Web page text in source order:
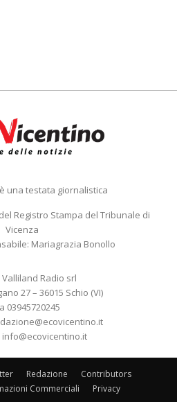
è una testata giornalistica
Registro Stampa del Tribunale di
Vicenza
Mariagrazia Bonollo
Valliland Radio srl
27 – 36015 Schio (VI)
03945720245
info@ecovicentino.it
Redazione
Contributors
Commerciali Privacy